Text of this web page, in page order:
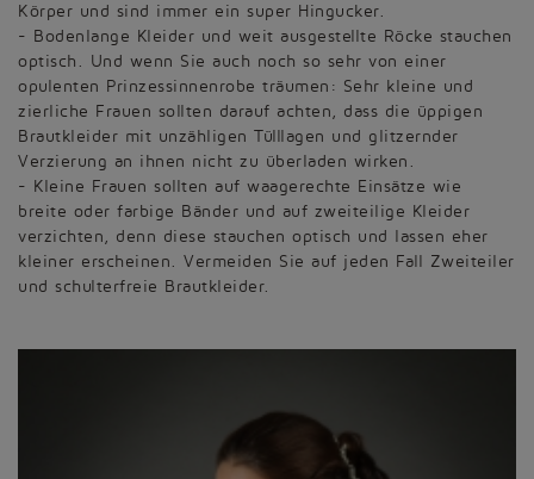
Körper und sind immer ein super Hingucker.
- Bodenlange Kleider und weit ausgestellte Röcke stauchen
optisch. Und wenn Sie auch noch so sehr von einer
opulenten Prinzessinnenrobe träumen: Sehr kleine und
zierliche Frauen sollten darauf achten, dass die üppigen
Brautkleider mit unzähligen Tülllagen und glitzernder
Verzierung an ihnen nicht zu überladen wirken.
- Kleine Frauen sollten auf waagerechte Einsätze wie
breite oder farbige Bänder und auf zweiteilige Kleider
verzichten, denn diese stauchen optisch und lassen eher
kleiner erscheinen. Vermeiden Sie auf jeden Fall Zweiteiler
und schulterfreie Brautkleider.